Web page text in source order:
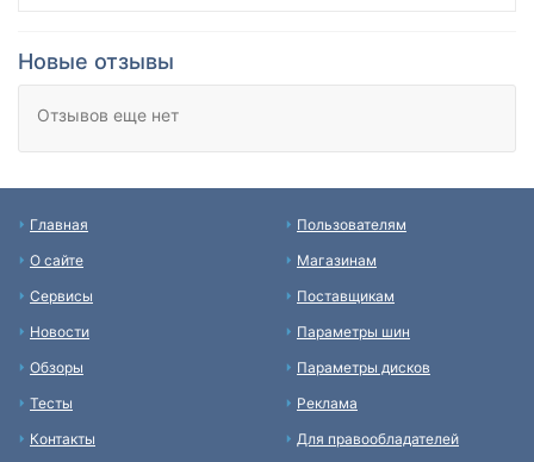
Новые отзывы
Отзывов еще нет
Главная
О сайте
Сервисы
Новости
Обзоры
Тесты
Контакты
Пользователям
Магазинам
Поставщикам
Параметры шин
Параметры дисков
Реклама
Для правообладателей